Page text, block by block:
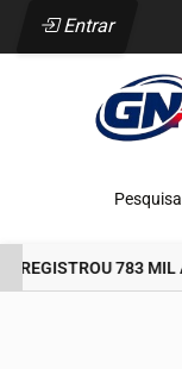
Entrar
REGISTROU 783 MIL